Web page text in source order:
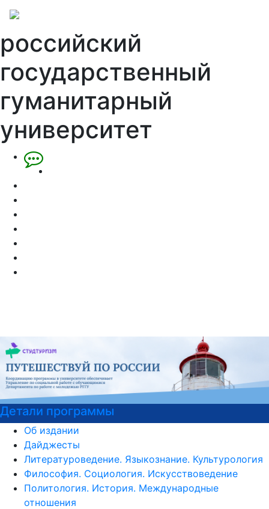
российский
государственный
гуманитарный
университет
Курсы немецкого языка
Об издании
Дайджесты
Литературоведение. Языкознание. Культурология
Философия. Социология. Искусствоведение
Политология. История. Международные
отношения